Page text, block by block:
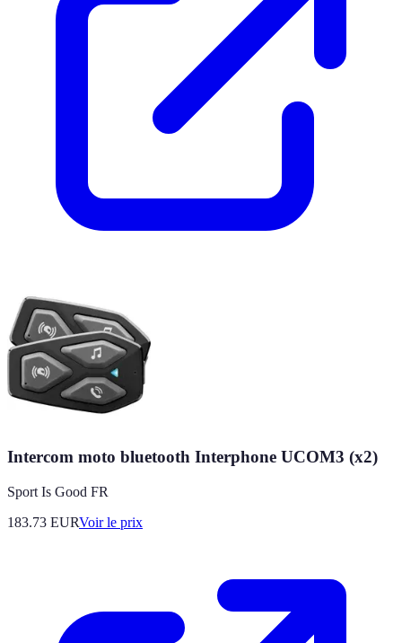
Intercom moto bluetooth Interphone UCOM3 (x2)
Sport Is Good FR
183.73 EURVoir le prix